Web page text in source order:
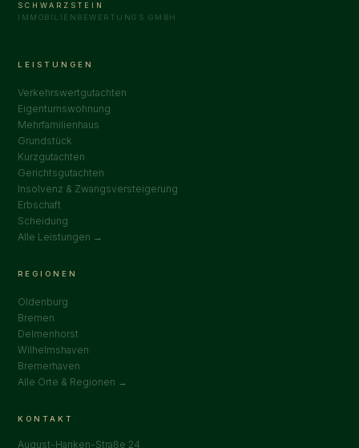
SCHWARZSTEIN
IMMOBILIENBEWERTUNGS GMBH
LEISTUNGEN
Verkehrswertgutachten
Eigentumswohnung
Mehrfamilienhaus
Grundstück
Kurzgutachten
Gerichtsgutachten
Insolvenz & Zwangsversteigerung
Erbschaft
Scheidung
Alle Leistungen →
REGIONEN
Oldenburg
Bremen
Delmenhorst
Wilhelmshaven
Bremerhaven
Alle Orte & Regionen →
KONTAKT
August-Hanken-Straße 24